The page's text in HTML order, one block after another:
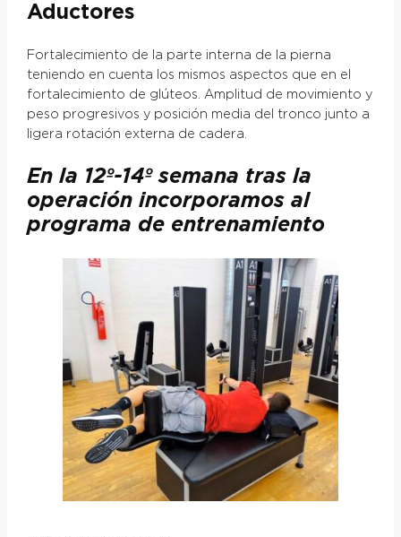
Aductores
Fortalecimiento de la parte interna de la pierna
teniendo en cuenta los mismos aspectos que en el
fortalecimiento de glúteos. Amplitud de movimiento y
peso progresivos y posición media del tronco junto a
ligera rotación externa de cadera.
En la 12º-14º semana tras la
operación incorporamos al
programa de entrenamiento